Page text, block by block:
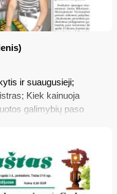
ir suaugusieji;
Kiek kainuoja
galimybių paso